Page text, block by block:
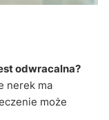
odwracalna?
nerek ma
może